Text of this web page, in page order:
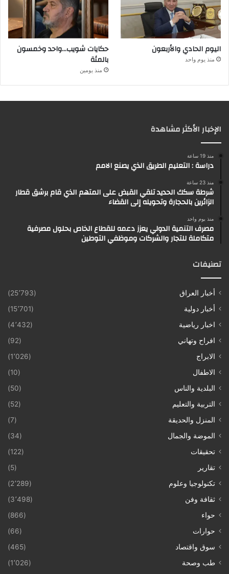
اليوم الحادي والأربعون
منذ يوم واحد
حكايات شويب…واحد وخمسون
بالمئة
منذ يومين
الإخبار الأكثر مشاهدة
منذ 19 ساعة
دراسة : التعليم الطريق الذي يصنع الامم
منذ 23 ساعة
شرطة سكك الحديد تلقي القبض على المتهم الذي قام برشق قطار
الزائرين بالحجارة وتحويله إلى القضاء
منذ يوم واحد
مصرف التنمية الدولي يعزز دعمه للقطاع الخاص بحلول مصرفية
متكاملة للتجار والشركات وموظفي التوطين
تصنيفات
أخبار العراق
(25٬793)
أخبار دولية
(15٬701)
اخبار رياضية
(4٬432)
افراح وتهاني
(92)
الابراج
(1٬026)
الاطفال
(10)
البلدية والناس
(50)
التربية والتعليم
(52)
المنزل والحديقة
(7)
الموضة والجمال
(34)
تحقيقات
(122)
تقارير
(5)
تكنولوجيا وعلوم
(2٬289)
ثقافة وفن
(3٬498)
حواء
(866)
حوارات
(66)
سوق واقتصاد
(465)
طب وصحة
(1٬026)